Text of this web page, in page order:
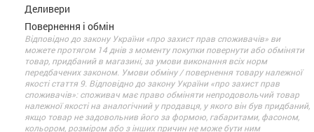
Деливери
Повернення і обмін
Відповідно до закону України «про захист прав споживачів» ви
можете протягом 14 днів з моменту покупки повернути або обміняти
товар, придбаний в магазині, за умови виконання всіх норм
передбачених законом. Умови обміну / повернення товару належної
якості стаття 9. Відповідно до закону України «про захист прав
споживачів»: споживач має право обміняти непродовольчий товар
належної якості на аналогічний у продавця, у якого він був придбаний,
якщо товар не задовольнив його за формою, габаритами, фасоном,
кольором, розміром або з інших причин не може бути ним